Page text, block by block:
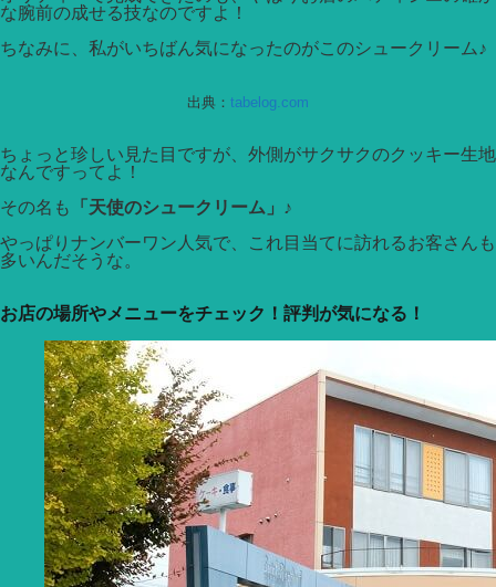
な腕前の成せる技なのですよ！
ちなみに、私がいちばん気になったのがこのシュークリーム♪
出典： tabelog.com
ちょっと珍しい見た目ですが、外側がサクサクのクッキー生地
なんですってよ！
その名も
「天使のシュークリーム」
♪
やっぱりナンバーワン人気で、これ目当てに訪れるお客さんも
多いんだそうな。
お店の場所やメニューをチェック！評判が気になる！